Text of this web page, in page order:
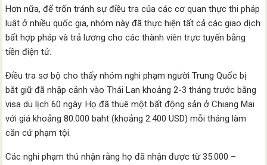
Hơn nữa, để trốn tránh sự điều tra của các cơ quan thực thi pháp
luật ở nhiều quốc gia, nhóm này đã thực hiện tất cả các giao dịch
bất hợp pháp và trả lương cho các thành viên trực tuyến bằng
tiền điện tử.
Điều tra sơ bộ cho thấy nhóm nghi phạm người Trung Quốc bị
bắt giữ đã nhập cảnh vào Thái Lan khoảng 2-3 tháng trước bằng
visa du lịch 60 ngày. Họ đã thuê một bất động sản ở Chiang Mai
với giá khoảng 80.000 baht (khoảng 2.400 USD) mỗi tháng làm
căn cứ phạm tội.
Các nghi phạm thú nhận rằng họ đã nhận được từ 35.000 –